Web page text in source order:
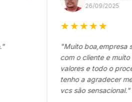
26/09/2025
★★★
"Muito boa,empresa séria
com o cliente e muito
valores e todo o processo
tenho a agradecer
vcs são sensacional."